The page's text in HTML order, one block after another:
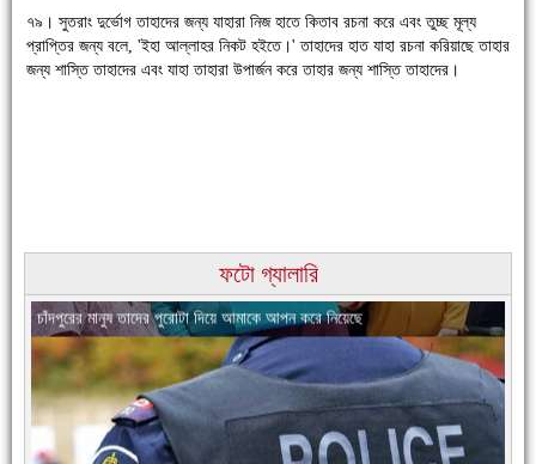
৭৯। সুতরাং দুর্ভোগ তাহাদের জন্য যাহারা নিজ হাতে কিতাব রচনা করে এবং তুচ্ছ মূল্য
প্রাপ্তির জন্য বলে, 'ইহা আল্লাহর নিকট হইতে।' তাহাদের হাত যাহা রচনা করিয়াছে তাহার
জন্য শাস্তি তাহাদের এবং যাহা তাহারা উপার্জন করে তাহার জন্য শাস্তি তাহাদের।
ফটো গ্যালারি
চাঁদপুরে উই-এর প্রথম নানা ধরনের পণ্যের সমারোহ
চাঁদপুরের মানুষ তাদের পুরোটা দিয়ে আমাকে আপন করে নিয়েছে